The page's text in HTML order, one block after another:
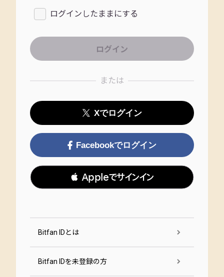
ログインしたままにする
または
Xでログイン
Facebookでログイン
 Appleでサインイン
Bitfan IDとは
Bitfan IDを未登録の方